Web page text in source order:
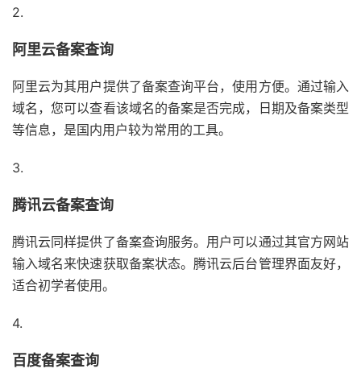
2.
阿里云备案查询
阿里云为其用户提供了备案查询平台，使用方便。通过输入
域名，您可以查看该域名的备案是否完成，日期及备案类型
等信息，是国内用户较为常用的工具。
3.
腾讯云备案查询
腾讯云同样提供了备案查询服务。用户可以通过其官方网站
输入域名来快速获取备案状态。腾讯云后台管理界面友好，
适合初学者使用。
4.
百度备案查询